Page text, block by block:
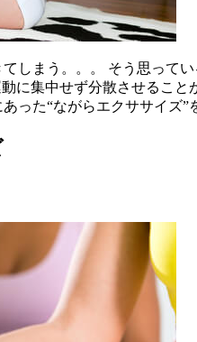
しまう。。。 そう思って
に集中せず分散させるこ
った“ながらエクササイズ